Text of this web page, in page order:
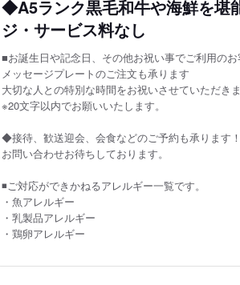
◆A5ランク黒毛和牛や海鮮を堪
ジ・サービス料なし
■お誕生日や記念日、その他お祝い事でご利用の
メッセージプレートのご注文も承ります
大切な人との特別な時間をお祝いさせていただきま
※20文字以内でお願いいたします。
◆接待、歓送迎会、会食などのご予約も承ります！
お問い合わせお待ちしております。
◾️ご対応ができかねるアレルギー一覧です。
・魚アレルギー
・乳製品アレルギー
・鶏卵アレルギー